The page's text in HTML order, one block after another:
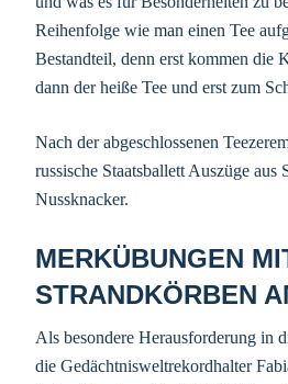
Reihenfolge wie man einen Tee
Bestandteil, denn erst kommen die
dann der heiße Tee und erst zum
Nach der abgeschlossenen
russische Staatsballett Auszüge aus
Nussknacker.
MERKÜBUNGEN
STRANDKÖRBEN
Als besondere Herausforderung in
die Gedächtnisweltrekordhalter